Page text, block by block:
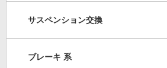
サスペンション交換
ブレーキ 系